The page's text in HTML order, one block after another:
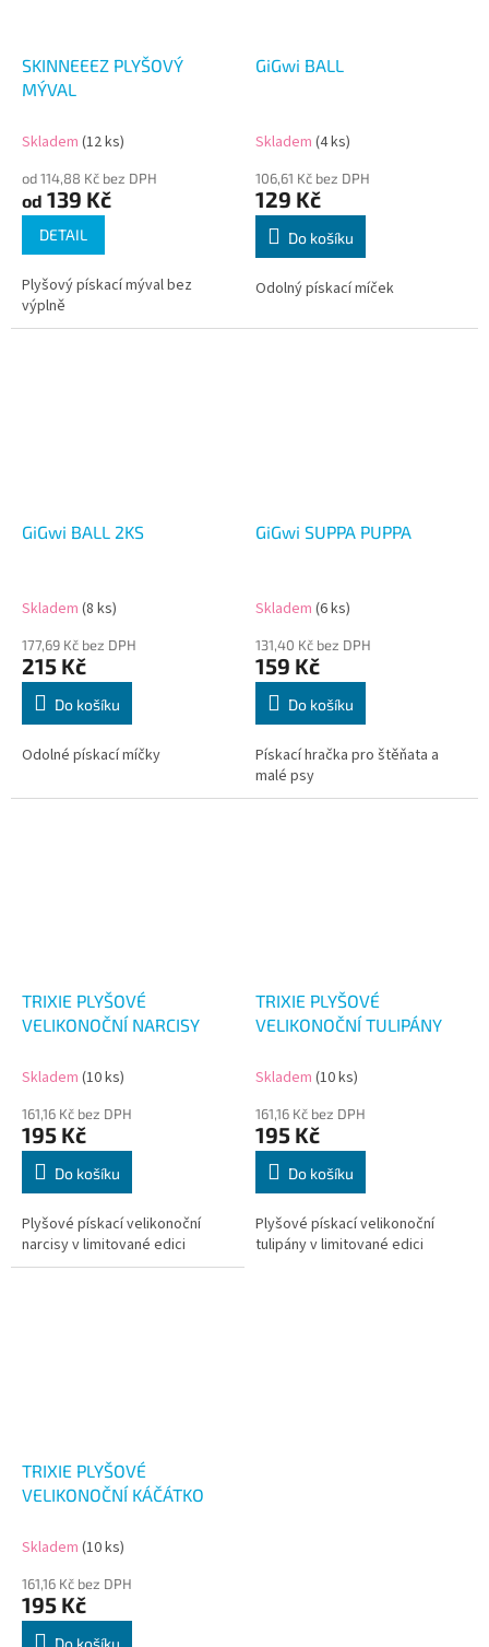
SKINNEEEZ PLYŠOVÝ
MÝVAL
Skladem (12 ks)
od 114,88 Kč bez DPH
od 139 Kč
DETAIL
Plyšový pískací mýval bez
výplně
GiGwi BALL
Skladem (4 ks)
106,61 Kč bez DPH
129 Kč
Do košíku
Odolný pískací míček
GiGwi BALL 2KS
Skladem (8 ks)
177,69 Kč bez DPH
215 Kč
Do košíku
Odolné pískací míčky
GiGwi SUPPA PUPPA
Skladem (6 ks)
131,40 Kč bez DPH
159 Kč
Do košíku
Pískací hračka pro štěňata a
malé psy
TRIXIE PLYŠOVÉ
VELIKONOČNÍ NARCISY
Skladem (10 ks)
161,16 Kč bez DPH
195 Kč
Do košíku
Plyšové pískací velikonoční
narcisy v limitované edici
TRIXIE PLYŠOVÉ
VELIKONOČNÍ TULIPÁNY
Skladem (10 ks)
161,16 Kč bez DPH
195 Kč
Do košíku
Plyšové pískací velikonoční
tulipány v limitované edici
TRIXIE PLYŠOVÉ
VELIKONOČNÍ KÁČÁTKO
Skladem (10 ks)
161,16 Kč bez DPH
195 Kč